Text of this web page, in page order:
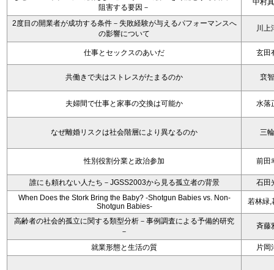
阻害する要因－
中村
2度目の開業者が成功する条件－失敗経験が与えるパフォーマンスへ
の影響について
川上
仕事とセックスのあいだ 玄田
共働きで夫はストレスがたまるのか 裵
夫婦間で仕事と家事の交換は可能か 水落
なぜ離婚リスクは社会階層により異なるのか 三
性別役割分業と政治参加 前田
誰にも頼れない人たち－JGSS2003から見る孤立者の背景
石田
When Does the Stork Bring the Baby? -Shotgun Babies vs. Non-
Shotgun Babies-
若林緑,
高齢者の社会的孤立に関する類型分析－事例調査による予備的研究
－
斉藤
就業形態と生活の質 片岡